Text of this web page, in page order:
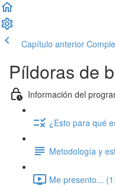
Capítulo anterior
Píldoras de
Información del
¿Esto para qué
Metodología y
Me presento...